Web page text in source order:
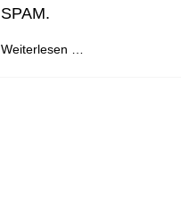
SPAM.
Weiterlesen …